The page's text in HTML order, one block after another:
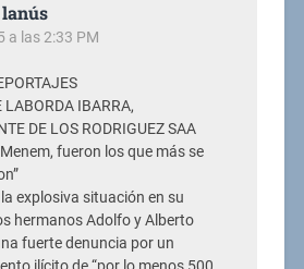
lanús
a las 2:33 PM
IBARRA,
DE LOS RODRIGUEZ SAA
fueron los que más se
explosiva situación en su
hermanos Adolfo y Alberto
fuerte denuncia por un